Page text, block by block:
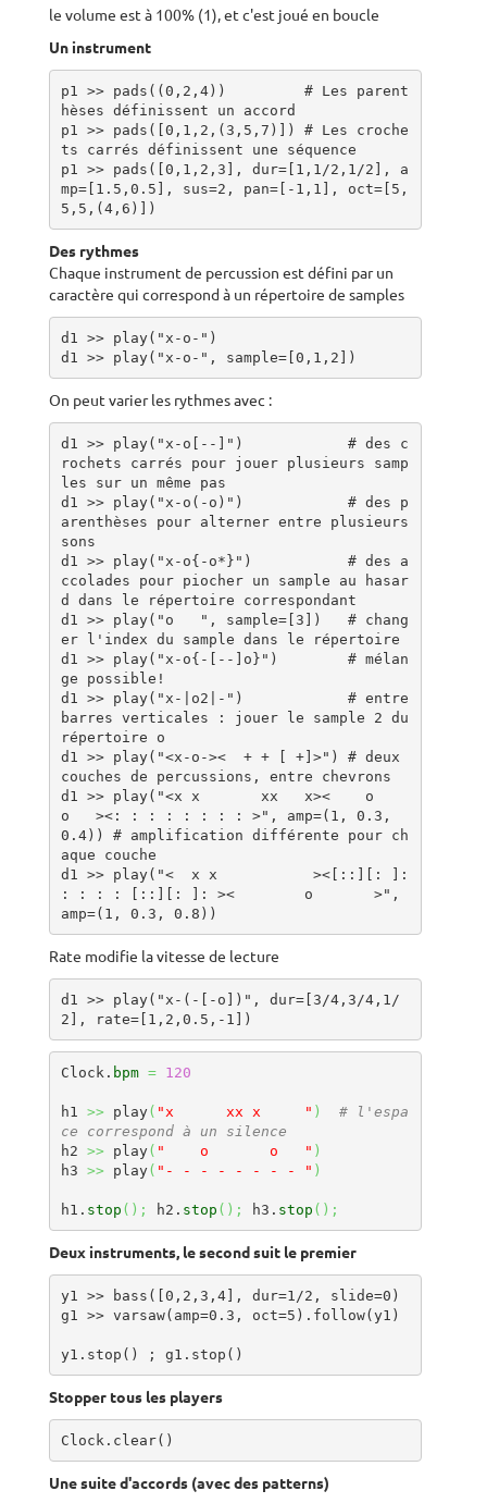
le volume est à 100% (1), et c'est joué en boucle
Un instrument
p1 >> pads((0,2,4))         # Les parent
hèses définissent un accord
p1 >> pads([0,1,2,(3,5,7)]) # Les croche
ts carrés définissent une séquence
p1 >> pads([0,1,2,3], dur=[1,1/2,1/2], a
mp=[1.5,0.5], sus=2, pan=[-1,1], oct=[5,
5,5,(4,6)])
Des rythmes
Chaque instrument de percussion est défini par un
caractère qui correspond à un répertoire de samples
d1 >> play("x-o-")
d1 >> play("x-o-", sample=[0,1,2])
On peut varier les rythmes avec :
d1 >> play("x-o[--]")            # des c
rochets carrés pour jouer plusieurs samp
les sur un même pas
d1 >> play("x-o(-o)")            # des p
arenthèses pour alterner entre plusieurs
sons
d1 >> play("x-o{-o*}")           # des a
ccolades pour piocher un sample au hasar
d dans le répertoire correspondant
d1 >> play("o   ", sample=[3])   # chang
er l'index du sample dans le répertoire
d1 >> play("x-o{-[--]o}")        # mélan
ge possible!
d1 >> play("x-|o2|-")            # entre
barres verticales : jouer le sample 2 du
répertoire o
d1 >> play("<x-o-><  + + [ +]>") # deux
couches de percussions, entre chevrons
d1 >> play("<x x       xx   x><    o
o   ><: : : : : : : : >", amp=(1, 0.3,
0.4)) # amplification différente pour ch
aque couche
d1 >> play("<  x x           ><[::][: ]:
: : : : [::][: ]: ><        o       >",
amp=(1, 0.3, 0.8))
Rate modifie la vitesse de lecture
d1 >> play("x-(-[-o])", dur=[3/4,3/4,1/
2], rate=[1,2,0.5,-1])
Clock. bpm = 120
h1 >> play( "x      xx x     " )
# l'espa
ce correspond à un silence
h2 >> play( "    o       o   " )
h3 >> play( "- - - - - - - - " )
h1. stop ( ) ; h2. stop ( ) ; h3. stop ( ) ;
Deux instruments, le second suit le premier
y1 >> bass([0,2,3,4], dur=1/2, slide=0)
g1 >> varsaw(amp=0.3, oct=5).follow(y1)
y1.stop() ; g1.stop()
Stopper tous les players
Clock.clear()
Une suite d'accords (avec des patterns)